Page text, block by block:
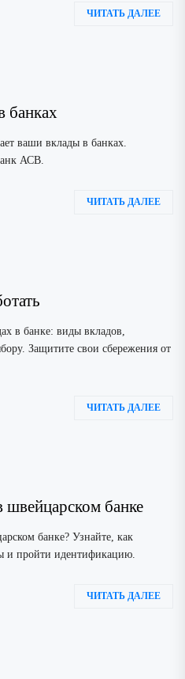
ЧИТАТЬ ДАЛЕЕ
банках
ваши вклады в банках.
АСВ.
ЧИТАТЬ ДАЛЕЕ
в банке: виды вкладов,
Защитите свои сбережения от
ЧИТАТЬ ДАЛЕЕ
швейцарском банке
банке? Узнайте, как
и пройти идентификацию.
ЧИТАТЬ ДАЛЕЕ